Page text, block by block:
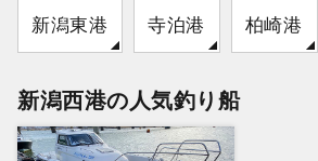
新潟東港 寺泊港 柏崎港
新潟西港の人気釣り船